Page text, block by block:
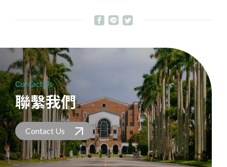
Contact Us
聯繫我們
Contact Us